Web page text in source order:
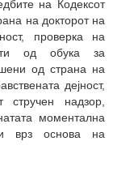
на Кодексот
на докторот на
проверка на
од обука за
од страна на
дејност,
стручен надзор,
моментална
врз основа на